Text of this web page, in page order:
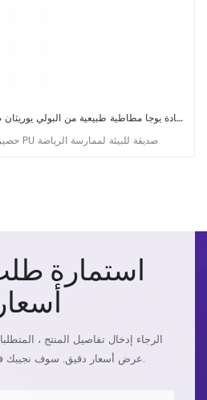
سجادة يوجا مطاطية طبيعية من البولي يوريثان صديقة للبيئة مخصصة للمستوردين
حصيرة اليوغا المطاط الطبيعي PU صديقة للبيئة لممارسة الرياضة
استمارة
الرجاء إدخال تفاصيل المنتج ،
عرض أسعار دقيق. سوف نجيبك فى اسرع وقت ممكن.